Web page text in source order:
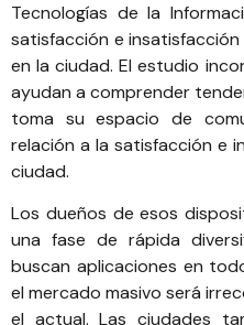
Tecnologías de la
satisfacción e
en la ciudad. El estudio
ayudan a comprender
toma su espacio de
relación a la satisfacción e
ciudad.
Los dueños de esos
una fase de rápida
buscan aplicaciones en
el mercado masivo será
el actual. Las ciudades